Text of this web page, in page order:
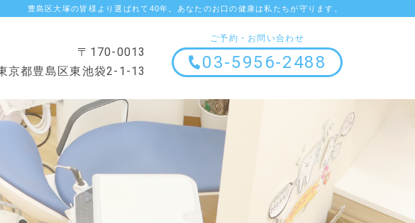
豊島区大塚の皆様より選ばれて40年。あなたのお口の健康は私たちが守ります。
〒170-0013
京都豊島区東池袋2-1-13
ご予約・お問い合わせ
03-5956-2488